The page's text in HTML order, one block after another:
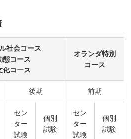
社会コース
態コース
化コース
オランダ特別
コース
後期 前期
セン
ター
試験
個別
試験
セン
ター
試験
個別
試験